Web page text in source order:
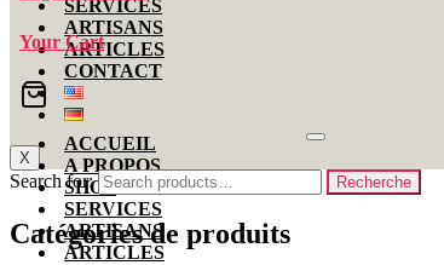
SERVICES
ARTISANS
ARTICLES
CONTACT
X
Your Cart
ACCUEIL
A PROPOS
SHOP
SERVICES
ARTISANS
ARTICLES
Search for: Recherche
Catégories de produits